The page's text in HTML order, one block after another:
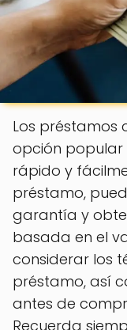
Los préstamos
opción
rápido y
préstamo,
garantía y
basada en el
considerar los
préstamo, así
antes de
Recuerda